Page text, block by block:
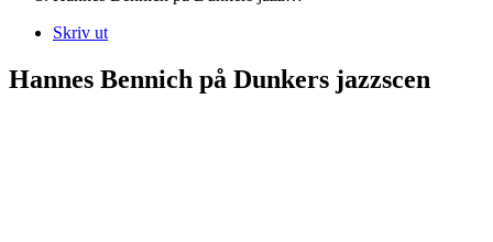
Skriv ut
Hannes Bennich på Dunkers jazzscen